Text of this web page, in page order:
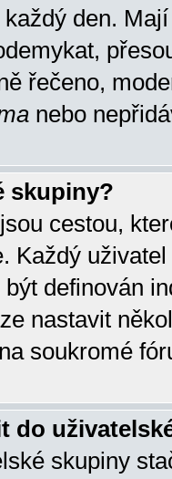
den.
řečeno,
nebo
skupiny?
cestou,
Každý
definován
nastavit
soukromé
do
skupiny